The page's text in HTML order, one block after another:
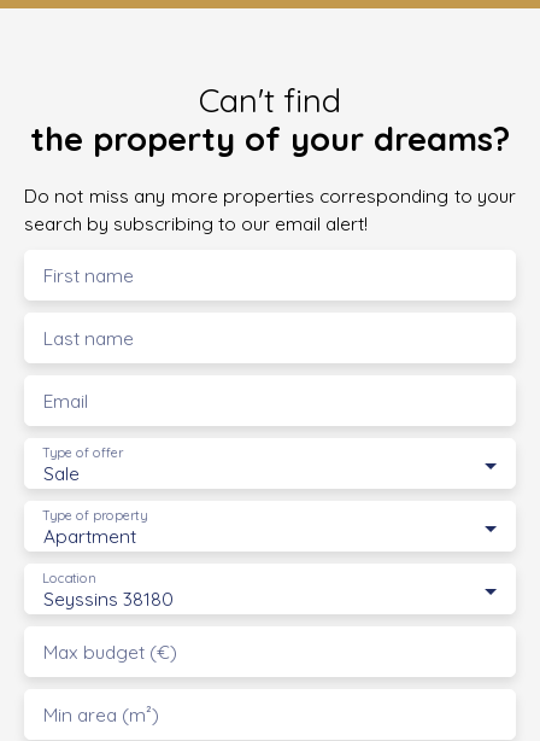
Can't find
the property of your dreams?
Do not miss any more properties corresponding to your
search by subscribing to our email alert!
First name
Last name
Email
Sale
Type of offer
Apartment
Type of property
Seyssins 38180
Location
Max budget (€)
Min area (m²)